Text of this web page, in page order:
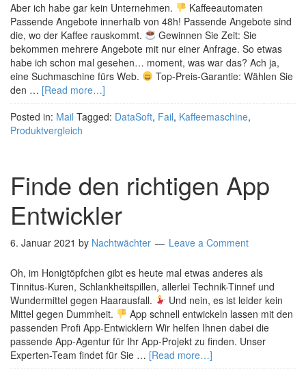
Aber ich habe gar kein Unternehmen.
Kaffeeautomaten
Passende Angebote innerhalb von 48h! Passende Angebote sind
die, wo der Kaffee rauskommt.
Gewinnen Sie Zeit: Sie
bekommen mehrere Angebote mit nur einer Anfrage. So etwas
habe ich schon mal gesehen… moment, was war das? Ach ja,
eine Suchmaschine fürs Web.
Top-Preis-Garantie: Wählen Sie
den … [Read more…]
Posted in: Mail Tagged: DataSoft, Fail, Kaffeemaschine,
Produktvergleich
Finde den richtigen App
Entwickler
6. Januar 2021 by Nachtwächter Leave a Comment
Oh, im Honigtöpfchen gibt es heute mal etwas anderes als
Tinnitus-Kuren, Schlankheitspillen, allerlei Technik-Tinnef und
Wundermittel gegen Haarausfall.
Und nein, es ist leider kein
Mittel gegen Dummheit.
App schnell entwickeln lassen mit den
passenden Profi App-Entwicklern Wir helfen Ihnen dabei die
passende App-Agentur für Ihr App-Projekt zu finden. Unser
Experten-Team findet für Sie … [Read more…]